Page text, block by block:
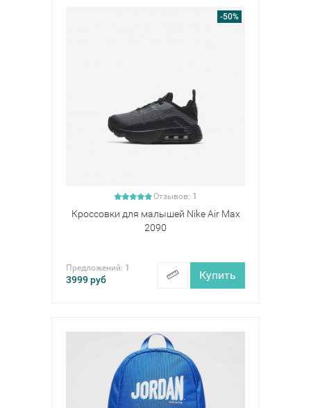
-50%
Отзывов: 1
Кроссовки для малышей Nike Air Max
2090
Предложений: 1
3999руб Купить